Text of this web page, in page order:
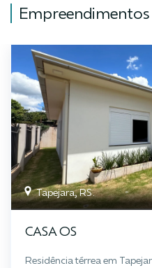
Tapejara, RS.
CASA OS
Residência térrea em